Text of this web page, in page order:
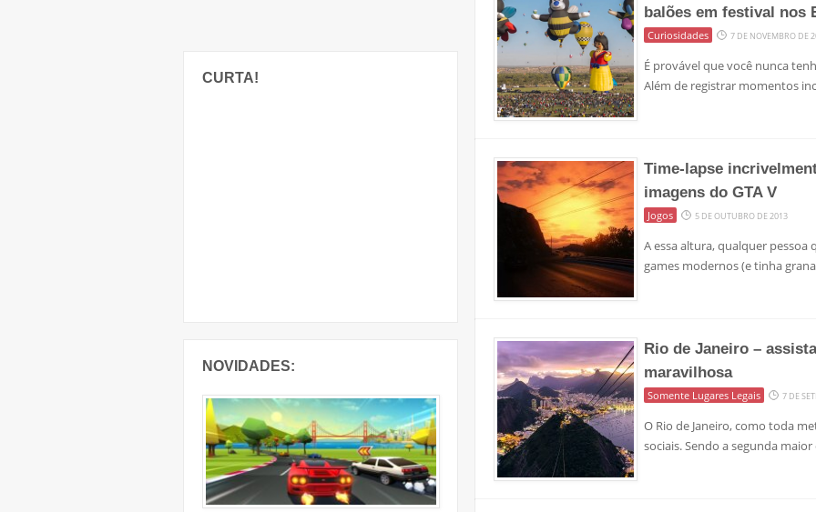
CURTA!
NOVIDADES:
balões em festival nos
Curiosidades 7 DE NOVEMBRO DE
É provável que você nunca
Além de registrar momentos
Time-lapse
imagens do GTA V
Jogos 5 DE OUTUBRO DE 2013
A essa altura, qualquer
games modernos (e tinha
Rio de Janeiro –
maravilhosa
Somente Lugares Legais 7 DE
O Rio de Janeiro, como toda
sociais. Sendo a segunda